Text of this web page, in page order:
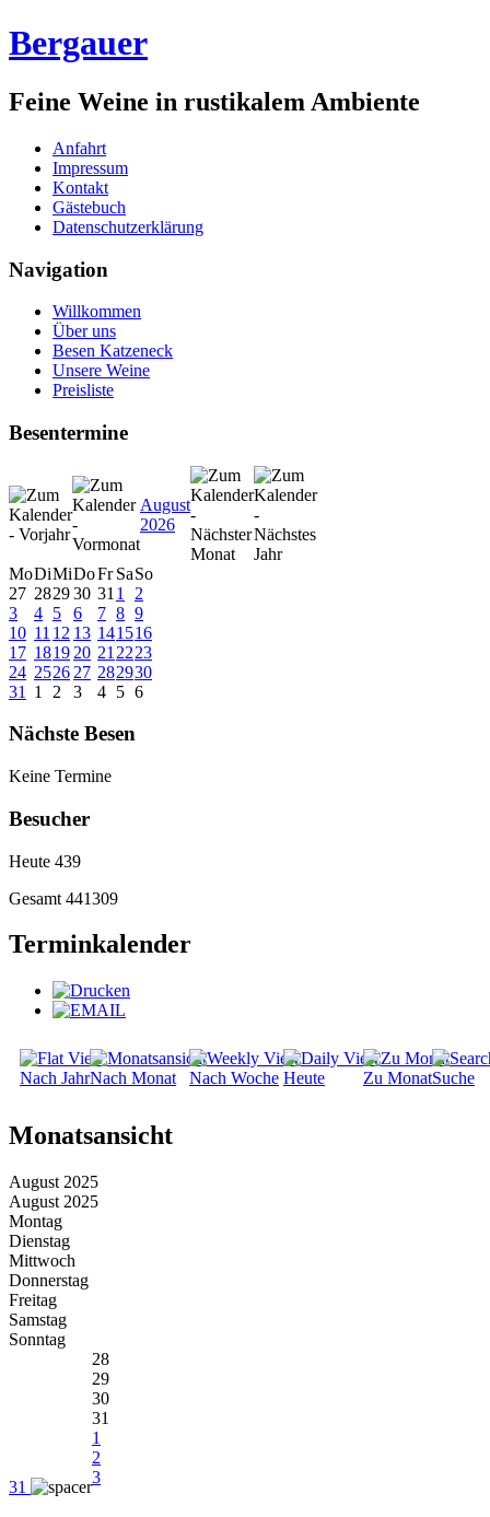
Bergauer
Feine Weine in rustikalem Ambiente
Anfahrt
Impressum
Kontakt
Gästebuch
Datenschutzerklärung
Navigation
Willkommen
Über uns
Besen Katzeneck
Unsere Weine
Preisliste
Besentermine
August
2026
MoDiMiDoFr SaSo
27 282930 31 1
2
3
4 5 6 7 8 9
10 11 12 13 141516
17 1819 20 21 2223
24 2526 27 282930
31
1 2 3 4 5 6
Nächste Besen
Keine Termine
Besucher
Heute 439
Gesamt 441309
Terminkalender
Nach JahrNach Monat Nach Woche Heute Zu MonatSuche
Monatsansicht
August 2025
August 2025
Montag
Dienstag
Mittwoch
Donnerstag
Freitag
Samstag
Sonntag
31
28
29
30
31
1
2
3